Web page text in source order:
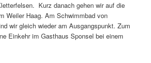
Kurz danach gehen wir auf die
Weiler Haag. Am Schwimmbad von
wir gleich wieder am Ausgangspunkt. Zum
Einkehr im Gasthaus Sponsel bei einem